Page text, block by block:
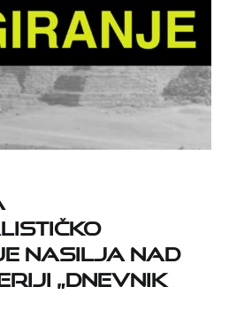
nasilja nad
„Dnevnik